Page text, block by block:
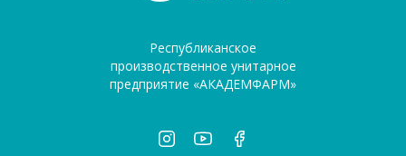
Республиканское
производственное унитарное
предприятие «АКАДЕМФАРМ»